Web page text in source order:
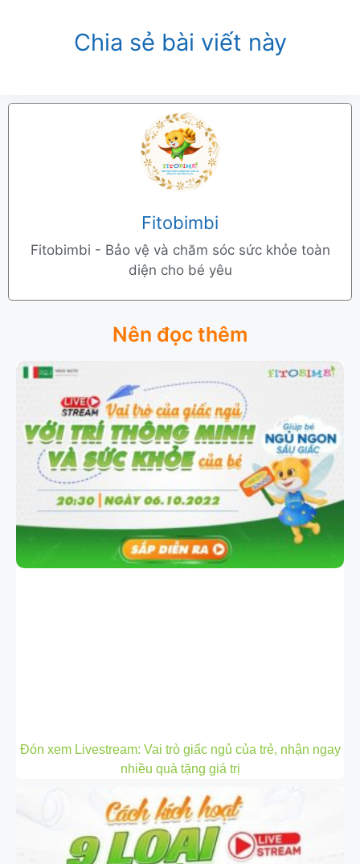
Chia sẻ bài viết này
Fitobimbi
Fitobimbi - Bảo vệ và chăm sóc sức khỏe toàn
diện cho bé yêu
Nên đọc thêm
Đón xem Livestream: Vai trò giấc ngủ của trẻ, nhận ngay
nhiều quà tặng giá trị